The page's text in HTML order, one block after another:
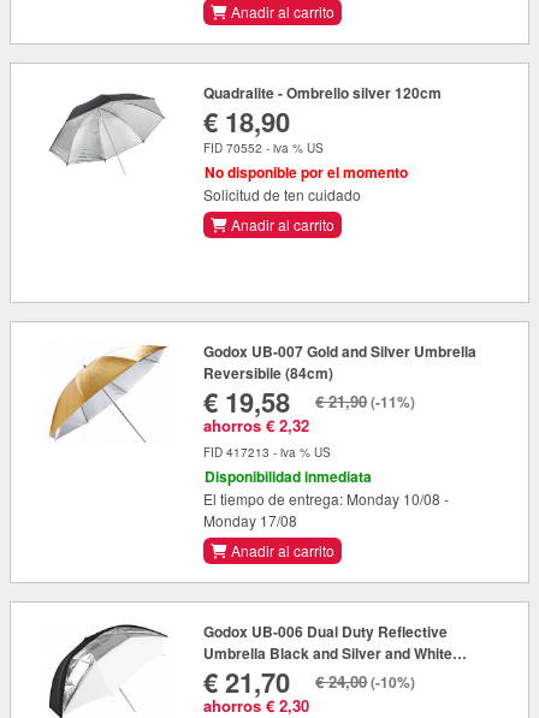
Anadir al carrito
Quadralite - Ombrello silver 120cm
€ 18,90
FID 70552 - iva % US
No disponible por el momento
Solicitud de ten cuidado
Anadir al carrito
Godox UB-007 Gold and Silver Umbrella
Reversibile (84cm)
€ 19,58
ahorros € 2,32
€ 21,90(-11%)
FID 417213 - iva % US
Disponibilidad inmediata
El tiempo de entrega: Monday 10/08 -
Monday 17/08
Anadir al carrito
Godox UB-006 Dual Duty Reflective
Umbrella Black and Silver and White
(101cm)
€ 21,70
ahorros € 2,30
€ 24,00(-10%)